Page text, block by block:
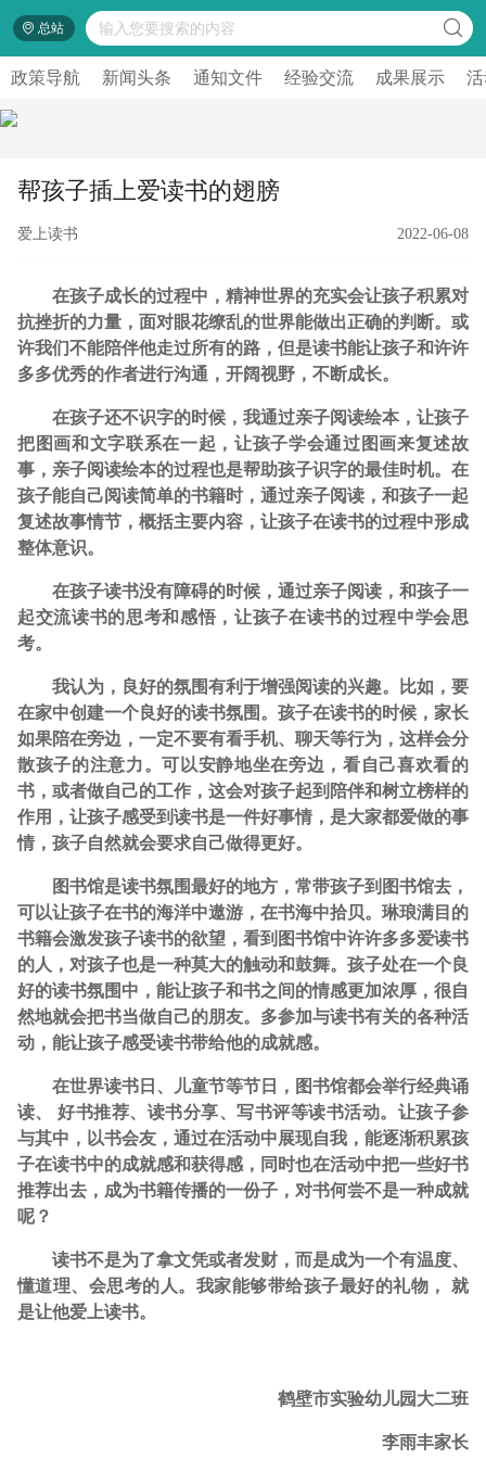
总站
政策导航 新闻头条 通知文件 经验交流 成果展示
帮孩子插上爱读书的翅膀
爱上读书 2022-06-08
在孩子成长的过程中，精神世界的充实会让孩子积累对
抗挫折的力量，面对眼花缭乱的世界能做出正确的判断。或
许我们不能陪伴他走过所有的路，但是读书能让孩子和许许
多多优秀的作者进行沟通，开阔视野，不断成长。
在孩子还不识字的时候，我通过亲子阅读绘本，让孩子
把图画和文字联系在一起，让孩子学会通过图画来复述故
事，亲子阅读绘本的过程也是帮助孩子识字的最佳时机。在
孩子能自己阅读简单的书籍时，通过亲子阅读，和孩子一起
复述故事情节，概括主要内容，让孩子在读书的过程中形成
整体意识。
在孩子读书没有障碍的时候，通过亲子阅读，和孩子一
起交流读书的思考和感悟，让孩子在读书的过程中学会思
考。
我认为，良好的氛围有利于增强阅读的兴趣。比如，要
在家中创建一个良好的读书氛围。孩子在读书的时候，家长
如果陪在旁边，一定不要有看手机、聊天等行为，这样会分
散孩子的注意力。可以安静地坐在旁边，看自己喜欢看的
书，或者做自己的工作，这会对孩子起到陪伴和树立榜样的
作用，让孩子感受到读书是一件好事情，是大家都爱做的事
情，孩子自然就会要求自己做得更好。
图书馆是读书氛围最好的地方，常带孩子到图书馆去，
可以让孩子在书的海洋中遨游，在书海中拾贝。琳琅满目的
书籍会激发孩子读书的欲望，看到图书馆中许许多多爱读书
的人，对孩子也是一种莫大的触动和鼓舞。孩子处在一个良
好的读书氛围中，能让孩子和书之间的情感更加浓厚，很自
然地就会把书当做自己的朋友。多参加与读书有关的各种活
动，能让孩子感受读书带给他的成就感。
在世界读书日、儿童节等节日，图书馆都会举行经典诵
读、 好书推荐、读书分享、写书评等读书活动。让孩子参
与其中，以书会友，通过在活动中展现自我，能逐渐积累孩
子在读书中的成就感和获得感，同时也在活动中把一些好书
推荐出去，成为书籍传播的一份子，对书何尝不是一种成就
呢？
读书不是为了拿文凭或者发财，而是成为一个有温度、
懂道理、会思考的人。我家能够带给孩子最好的礼物， 就
是让他爱上读书。
鹤壁市实验幼儿园大二班
李雨丰家长